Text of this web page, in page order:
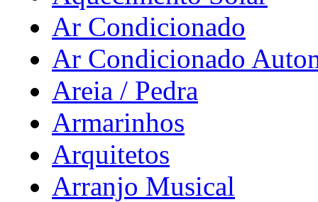
Ar Condicionado
Ar Condicionado
Areia / Pedra
Armarinhos
Arquitetos
Arranjo Musical